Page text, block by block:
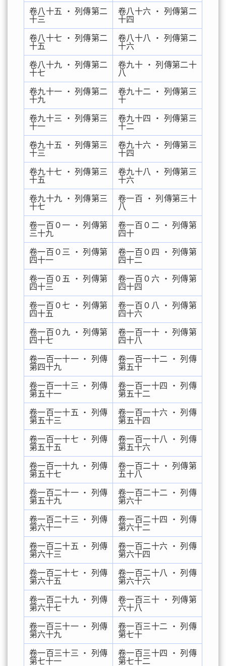
卷八十五 ‧ 列傳第二
十三
卷八十六 ‧ 列傳第二
十四
卷八十七 ‧ 列傳第二
十五
卷八十八 ‧ 列傳第二
十六
卷八十九 ‧ 列傳第二
十七
卷九十 ‧ 列傳第二十
八
卷九十一 ‧ 列傳第二
十九
卷九十二 ‧ 列傳第三
十
卷九十三 ‧ 列傳第三
十一
卷九十四 ‧ 列傳第三
十二
卷九十五 ‧ 列傳第三
十三
卷九十六 ‧ 列傳第三
十四
卷九十七 ‧ 列傳第三
十五
卷九十八 ‧ 列傳第三
十六
卷九十九 ‧ 列傳第三
十七
卷一百 ‧ 列傳第三十
八
卷一百０一 ‧ 列傳第
三十九
卷一百０二 ‧ 列傳第
四十
卷一百０三 ‧ 列傳第
四十一
卷一百０四 ‧ 列傳第
四十二
卷一百０五 ‧ 列傳第
四十三
卷一百０六 ‧ 列傳第
四十四
卷一百０七 ‧ 列傳第
四十五
卷一百０八 ‧ 列傳第
四十六
卷一百０九 ‧ 列傳第
四十七
卷一百一十 ‧ 列傳第
四十八
卷一百一十一 ‧ 列傳
第四十九
卷一百一十二 ‧ 列傳
第五十
卷一百一十三 ‧ 列傳
第五十一
卷一百一十四 ‧ 列傳
第五十二
卷一百一十五 ‧ 列傳
第五十三
卷一百一十六 ‧ 列傳
第五十四
卷一百一十七 ‧ 列傳
第五十五
卷一百一十八 ‧ 列傳
第五十六
卷一百一十九 ‧ 列傳
第五十七
卷一百二十 ‧ 列傳第
五十八
卷一百二十一 ‧ 列傳
第五十九
卷一百二十二 ‧ 列傳
第六十
卷一百二十三 ‧ 列傳
第六十一
卷一百二十四 ‧ 列傳
第六十二
卷一百二十五 ‧ 列傳
第六十三
卷一百二十六 ‧ 列傳
第六十四
卷一百二十七 ‧ 列傳
第六十五
卷一百二十八 ‧ 列傳
第六十六
卷一百二十九 ‧ 列傳
第六十七
卷一百三十 ‧ 列傳第
六十八
卷一百三十一 ‧ 列傳
第六十九
卷一百三十二 ‧ 列傳
第七十
卷一百三十三 ‧ 列傳
第七十一
卷一百三十四 ‧ 列傳
第七十二